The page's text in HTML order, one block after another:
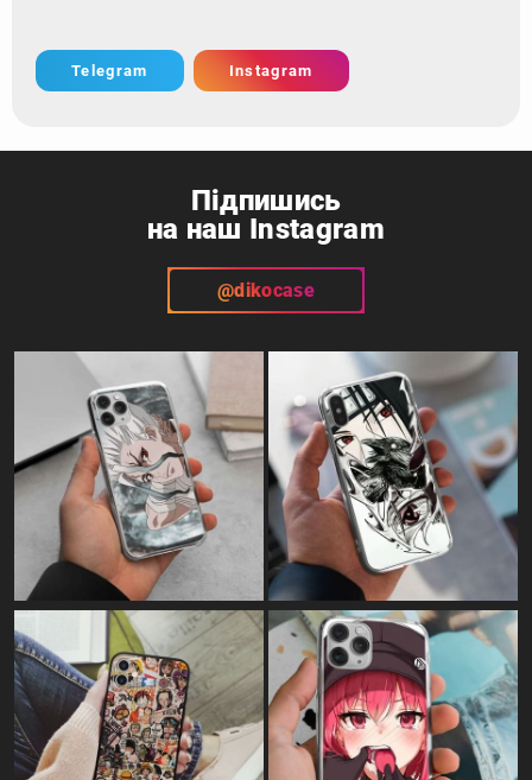
Telegram Instagram
Підпишись
на наш Instagram
@dikocase